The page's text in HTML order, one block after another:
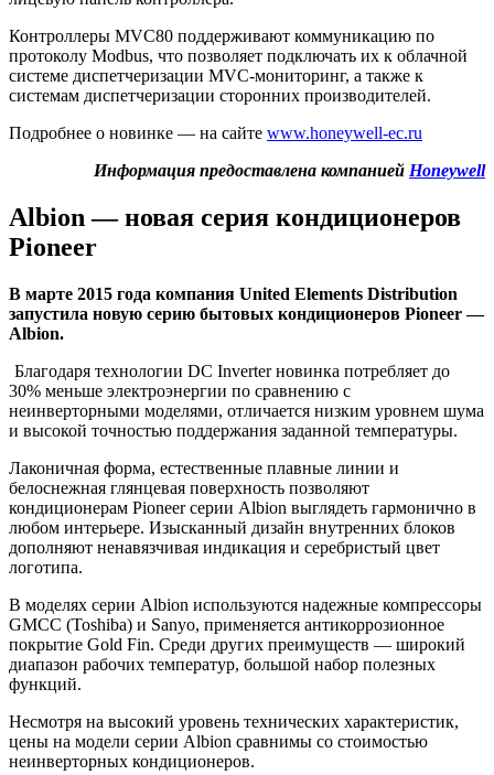
Контроллеры MVC80 поддерживают коммуникацию по
протоколу Modbus, что позволяет подключать их к облачной
системе диспетчеризации MVC-мониторинг, а также к
системам диспетчеризации сторонних производителей.
Подробнее о новинке — на сайте www.honeywell-ec.ru
Информация предоставлена компанией Honeywell
Albion — новая серия кондиционеров
Pioneer
В марте 2015 года компания United Elements Distribution
запустила новую серию бытовых кондиционеров Pioneer —
Albion.
Благодаря технологии DC Inverter новинка потребляет до
30% меньше электроэнергии по сравнению с
неинверторными моделями, отличается низким уровнем шума
и высокой точностью поддержания заданной температуры.
Лаконичная форма, естественные плавные линии и
белоснежная глянцевая поверхность позволяют
кондиционерам Pioneer серии Albion выглядеть гармонично в
любом интерьере. Изысканный дизайн внутренних блоков
дополняют ненавязчивая индикация и серебристый цвет
логотипа.
В моделях серии Albion используются надежные компрессоры
GMCC (Toshiba) и Sanyo, применяется антикоррозионное
покрытие Gold Fin. Среди других преимуществ — широкий
диапазон рабочих температур, большой набор полезных
функций.
Несмотря на высокий уровень технических характеристик,
цены на модели серии Albion сравнимы со стоимостью
неинверторных кондиционеров.